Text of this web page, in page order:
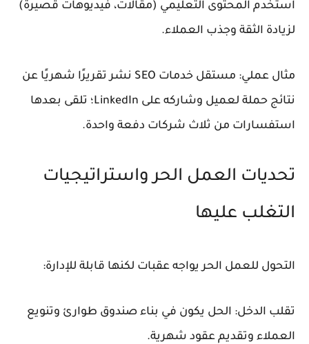
استخدم المحتوى التعليمي (مقالات، فيديوهات قصيرة)
لزيادة الثقة وجذب العملاء.
مثال عملي: مستقل خدمات SEO نشر تقريرًا شهريًا عن
نتائج حملة لعميل وشاركه على LinkedIn؛ تلقى بعدها
استفسارات من ثلاث شركات دفعة واحدة.
تحديات العمل الحر واستراتيجيات
التغلب عليها
التحول للعمل الحر يواجه عقبات لكنها قابلة للإدارة:
تقلب الدخل: الحل يكون في بناء صندوق طوارئ وتنويع
العملاء وتقديم عقود شهرية.